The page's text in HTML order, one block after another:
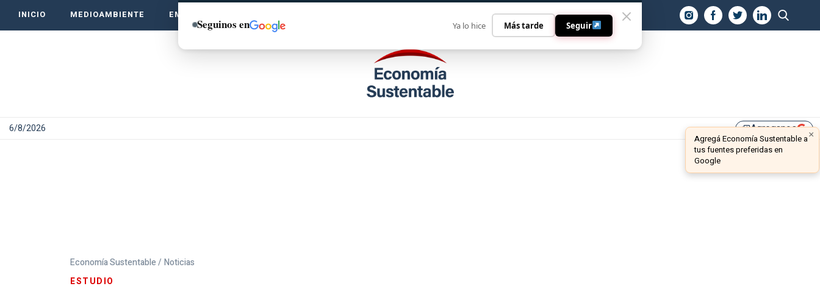
INICIO MEDIOAMBIENTE EMPRENDE VERDE CONTACTO
6/8/2026 library_addAgreganos ×
Agregá Economía Sustentable a
tus fuentes preferidas en
Google
Economía Sustentable / Noticias
ESTUDIO
Seguinos en Ya lo hice Más tarde Seguir